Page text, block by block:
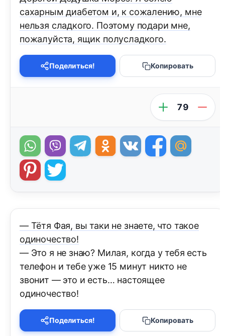
сахарным диабетом и, к сожалению, мне
нельзя сладкого. Поэтому подари мне,
пожалуйста, ящик полусладкого.
Поделиться! Копировать
79
— Тётя Фая, вы таки не знаете, что такое
одиночество!
— Это я не знаю? Милая, когда у тебя есть
телефон и тебе уже 15 минут никто не
звонит — это и есть… настоящее
одиночество!
Поделиться! Копировать